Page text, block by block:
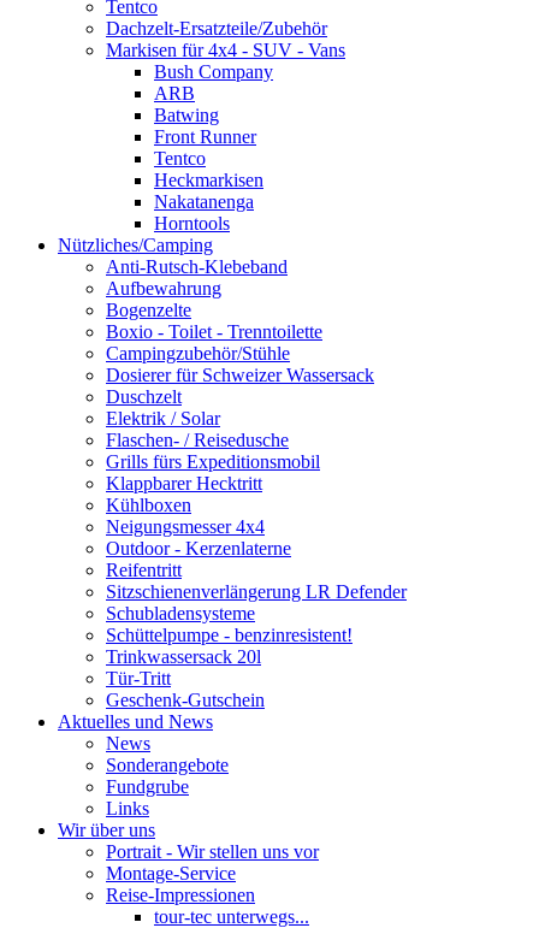
Tentco
Dachzelt-Ersatzteile/Zubehör
Markisen für 4x4 - SUV - Vans
Bush Company
ARB
Batwing
Front Runner
Tentco
Heckmarkisen
Nakatanenga
Horntools
Nützliches/Camping
Anti-Rutsch-Klebeband
Aufbewahrung
Bogenzelte
Boxio - Toilet - Trenntoilette
Campingzubehör/Stühle
Dosierer für Schweizer Wassersack
Duschzelt
Elektrik / Solar
Flaschen- / Reisedusche
Grills fürs Expeditionsmobil
Klappbarer Hecktritt
Kühlboxen
Neigungsmesser 4x4
Outdoor - Kerzenlaterne
Reifentritt
Sitzschienenverlängerung LR Defender
Schubladensysteme
Schüttelpumpe - benzinresistent!
Trinkwassersack 20l
Tür-Tritt
Geschenk-Gutschein
Aktuelles und News
News
Sonderangebote
Fundgrube
Links
Wir über uns
Portrait - Wir stellen uns vor
Montage-Service
Reise-Impressionen
tour-tec unterwegs...